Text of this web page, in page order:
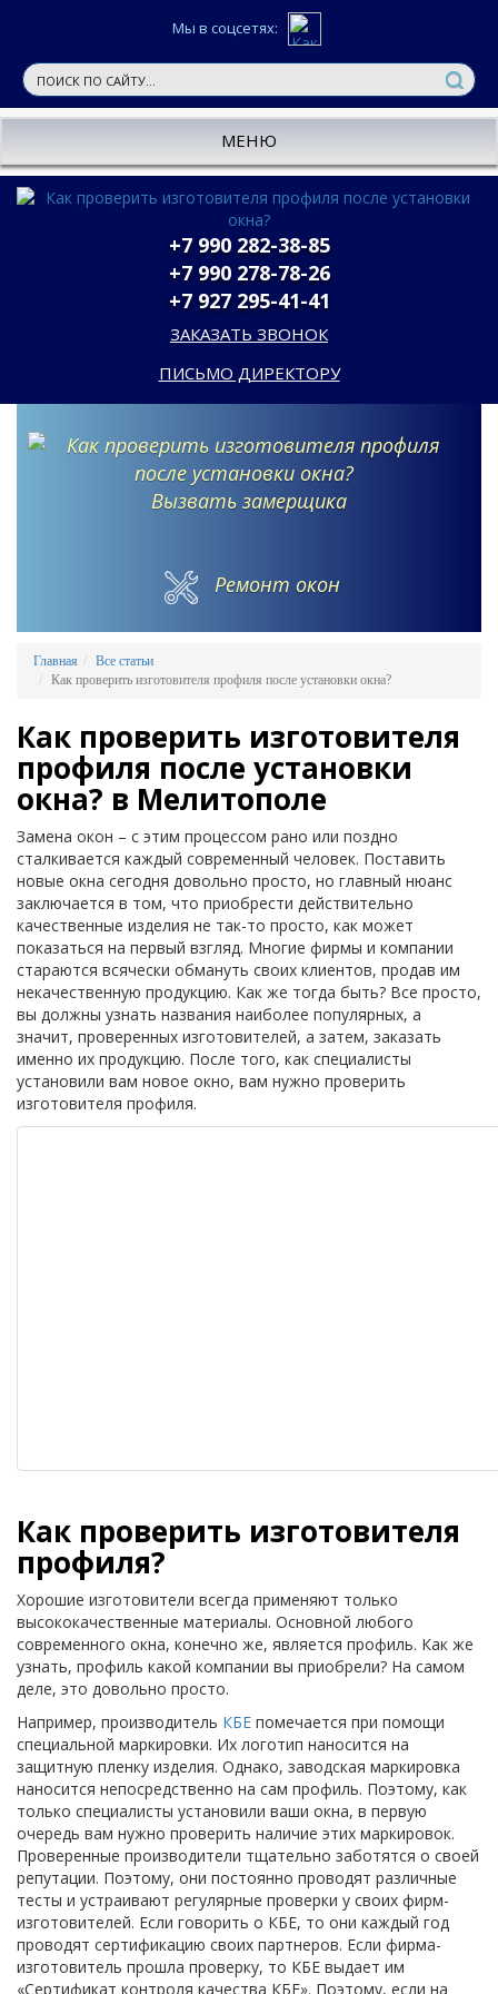
Мы в соцсетях:
МЕНЮ
+7 990 282-38-85
+7 990 278-78-26
+7 927 295-41-41
ЗАКАЗАТЬ ЗВОНОК
ПИСЬМО ДИРЕКТОРУ
Вызвать замерщика
Ремонт окон
Главная
Все статьи
Как проверить изготовителя профиля после установки окна?
Как проверить изготовителя
профиля после установки
окна? в Мелитополе
Замена окон – с этим процессом рано или поздно
сталкивается каждый современный человек. Поставить
новые окна сегодня довольно просто, но главный нюанс
заключается в том, что приобрести действительно
качественные изделия не так-то просто, как может
показаться на первый взгляд. Многие фирмы и компании
стараются всячески обмануть своих клиентов, продав им
некачественную продукцию. Как же тогда быть? Все просто,
вы должны узнать названия наиболее популярных, а
значит, проверенных изготовителей, а затем, заказать
именно их продукцию. После того, как специалисты
установили вам новое окно, вам нужно проверить
изготовителя профиля.
Как проверить изготовителя
профиля?
Хорошие изготовители всегда применяют только
высококачественные материалы. Основной любого
современного окна, конечно же, является профиль. Как же
узнать, профиль какой компании вы приобрели? На самом
деле, это довольно просто.
Например, производитель КБЕ помечается при помощи
специальной маркировки. Их логотип наносится на
защитную пленку изделия. Однако, заводская маркировка
наносится непосредственно на сам профиль. Поэтому, как
только специалисты установили ваши окна, в первую
очередь вам нужно проверить наличие этих маркировок.
Проверенные производители тщательно заботятся о своей
репутации. Поэтому, они постоянно проводят различные
тесты и устраивают регулярные проверки у своих фирм-
изготовителей. Если говорить о КБЕ, то они каждый год
проводят сертификацию своих партнеров. Если фирма-
изготовитель прошла проверку, то КБЕ выдает им
«Сертификат контроля качества КБЕ». Поэтому, если на